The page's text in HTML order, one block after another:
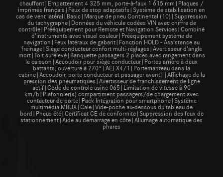
chauffant|Empattement 4 325 mm, porte-à-faux 1 615 mm|Plaques /
imprimés français|Feux de stop adaptatifs|Système de stabilisation en
cas de vent latéral|Basic|Marque de pneu Continental (10)|Suppression
du tachygraphe|Données du véhicule codées VIN avec chiffre de
contrôle|Prééquipement pour Remote et Navigation Services|Combiné
d'instruments avec visuel couleur|Prééquipement système de
navigation|Feux latéraux de gabarit|Fonction HOLD - Assistance au
freinage|Siège conducteur confort multi-réglages|Avertisseur d'angle
mort|Toit surélevé|Banquette passagers 2 places avec rangement dans
le caisson|Accoudoir pour siège conducteur|Portes arrière à deux
battants, ouverture à 270°|AEJ X4/1|Portemanteau dans la
cabine|Accoudoir, porte conducteur et passager avant||Affichage de la
pression des pneumatiques|Avertisseur de franchissement de ligne
actif|Code de controle usine 065|Limitation de vitesse à 90
km/h|Plafonnier(s) compartiment passagers/de chargement avec
contacteur de porte|Pack Intégration pour smartphone|Système
multimédia MBUX|Cale|Vide-poche au-dessous du tableau de
bord|Pneus été|Certificat CE de conformite|Suppression des feux de
stationnement|Aide au démarrage en côte|Allumage automatique des
phares